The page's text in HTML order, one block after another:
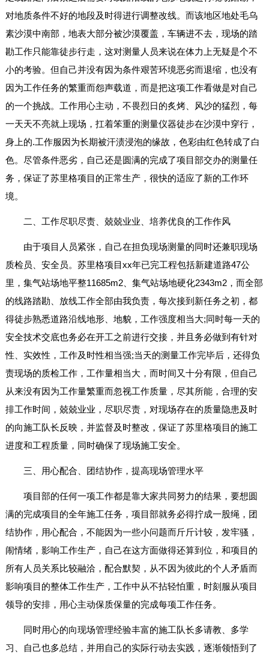
对地质条件不好的地段及时得进行调整改线。而该地区地处毛乌
素沙漠中南部，地表大部分被沙漠覆盖，车辆进不去，现场的踏
勘工作只能靠徒步行走，这对测量人员来说在体力上无疑是个不
小的考验。但自己并没有因为条件艰苦环境恶劣而退缩，也没有
因为工作任务的繁重而怨声载道，而是把这项工作看做是对自己
的一个挑战。工作用心主动，不畏烈日的炙烤、风沙的猛烈，每
一天天不亮就上现场，扛着笨重的测量仪器徒步在沙漠中穿行，
身上的.工作服因为长期被汗渍浸泡的缘故，色彩由红色转成了白
色。尽管条件恶劣，自己还是圆满的完成了项目部交办的测量任
务，保证了苏里格项目的正常生产，很快的适应了新的工作环
境。
二、工作尽职尽责、兢兢业业、培养优良的工作作风
由于项目人员紧张，自己在担负现场测量的同时还兼职现场
质检员、安全员。苏里格项目xx年已完工程包括新建道路47公
里，集气站场地平整11685m2、集气站场地硬化2343m2，而全部
的线路踏勘、放线工作全部由我负责，每次接到新任务之初，都
得徒步熟悉道路沿线地形、地貌，工作强度相当大;同时每一天的
安全技术交底也务必在开工之前进行交接，并且务必做到有针对
性、实效性，工作及时性相当强;当天的测量工作完毕后，还得负
责现场的质检工作，工作量相当大，而时间又十分有限，但自己
从来没有因为工作量繁重而忽视工作质量，尽其所能，合理的安
排工作时间，兢兢业业，尽职尽责，对现场存在的质量隐患及时
的向施工队长反映，并监督及时整改，保证了苏里格项目的施工
进度和工程质量，同时确保了现场施工安全。
三、用心配合、团结协作，提高现场管理水平
项目部的任何一项工作都是靠大家共同努力的结果，要想圆
满的完成项目的全年施工任务，项目部就务必得拧成一股绳，团
结协作，用心配合，不能因为一些小问题而斤斤计较，发牢骚，
闹情绪，影响工作生产，自己在这方面做得还算到位，和项目的
所有人员关系比较融洽，配合默契，从不因为彼此的个人矛盾而
影响项目的整体工作生产，工作中从不拈轻怕重，时刻服从项目
领导的安排，用心主动保质保量的完成每项工作任务。
同时用心的向现场管理经验丰富的施工队长多请教、多学
习、自己也多总结，并用自己的实际行动去实践，逐渐领悟到了